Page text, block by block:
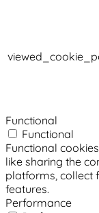
Functional
Functional
Functional
like sharing the
platforms, collect
features.
Performance